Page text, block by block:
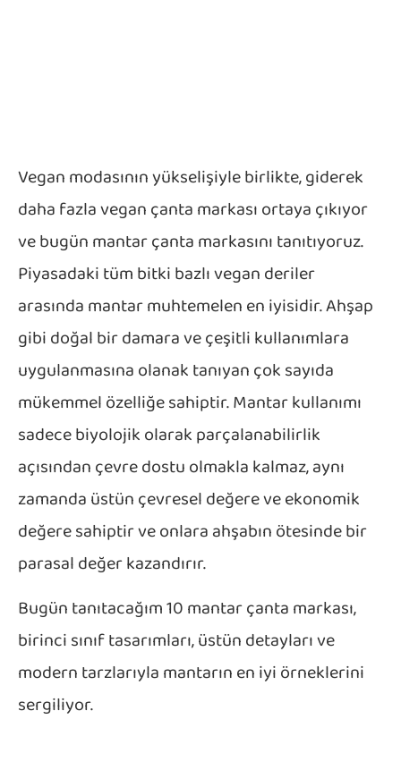
Vegan modasının yükselişiyle birlikte, giderek
daha fazla vegan çanta markası ortaya çıkıyor
ve bugün mantar çanta markasını tanıtıyoruz.
Piyasadaki tüm bitki bazlı vegan deriler
arasında mantar muhtemelen en iyisidir. Ahşap
gibi doğal bir damara ve çeşitli kullanımlara
uygulanmasına olanak tanıyan çok sayıda
mükemmel özelliğe sahiptir. Mantar kullanımı
sadece biyolojik olarak parçalanabilirlik
açısından çevre dostu olmakla kalmaz, aynı
zamanda üstün çevresel değere ve ekonomik
değere sahiptir ve onlara ahşabın ötesinde bir
parasal değer kazandırır.
Bugün tanıtacağım 10 mantar çanta markası,
birinci sınıf tasarımları, üstün detayları ve
modern tarzlarıyla mantarın en iyi örneklerini
sergiliyor.